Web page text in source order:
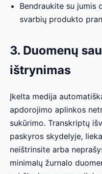
Bendraukite su jumis
svarbių produkto
3. Duomenų
ištrynimas
Įkelta medija
apdorojimo aplinkos
sukūrimo. Transkriptų
paskyros skydelyje,
neištrinsite arba
minimalų žurnalo